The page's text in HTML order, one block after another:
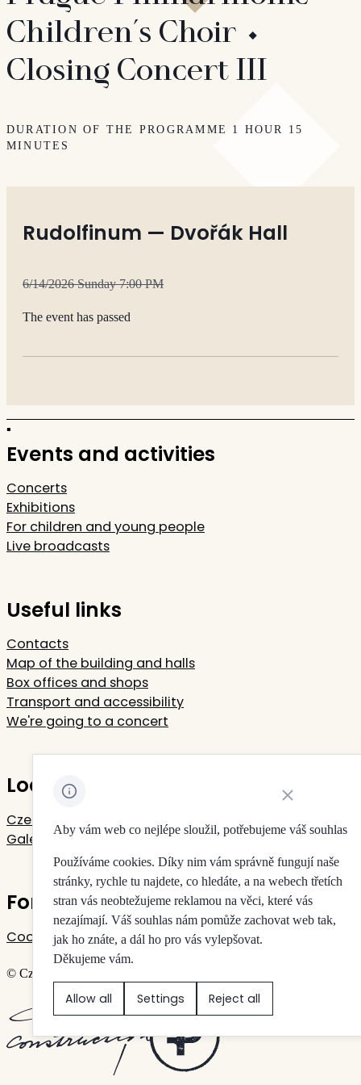
Children´s Choir ⬩
Closing Concert III
DURATION OF THE PROGRAMME 1 HOUR 15
MINUTES
Rudolfinum — Dvořák Hall
6/14/2026 Sunday 7:00 PM
The event has passed
Events and activities
Concerts
Exhibitions
For children and young people
Live broadcasts
Useful links
Contacts
Map of the building and halls
Box offices and shops
Transport and accessibility
We're going to a concert
Located in Rudolfinum
Czech Philharmonic
Galerie Rudolfinum
For your privacy
Cookie settings
© Czech Philharmonic & Galerie Rudolfinum
Created by
Aby vám web co nejlépe sloužil, potřebujeme váš souhlas
Používáme cookies. Díky nim vám správně fungují naše
stránky, rychle tu najdete, co hledáte, a na webech třetích
stran vás neobtežujeme reklamou na věci, které vás
nezajímají. Váš souhlas nám pomůže zachovat web tak,
jak ho znáte, a dál ho pro vás vylepšovat.
Děkujeme vám.
Allow all Settings Reject all
Close cookie